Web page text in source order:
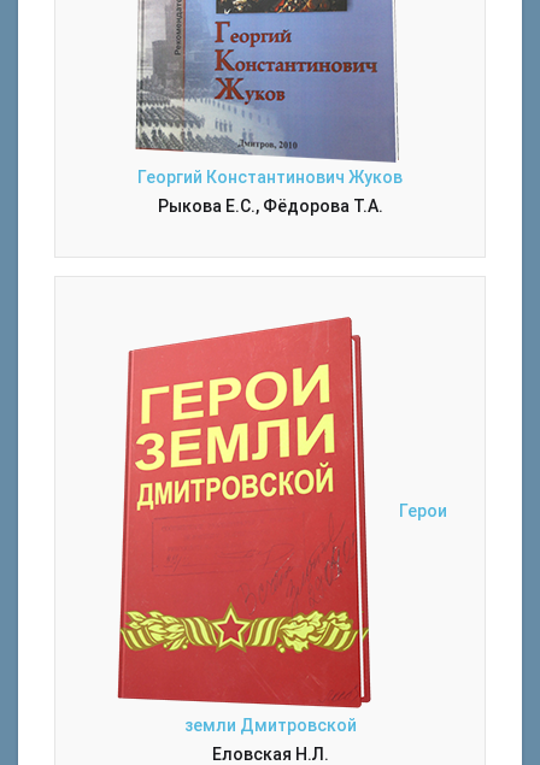
Георгий Константинович Жуков
Рыкова Е.С., Фёдорова Т.А.
Герои
земли Дмитровской
Еловская Н.Л.